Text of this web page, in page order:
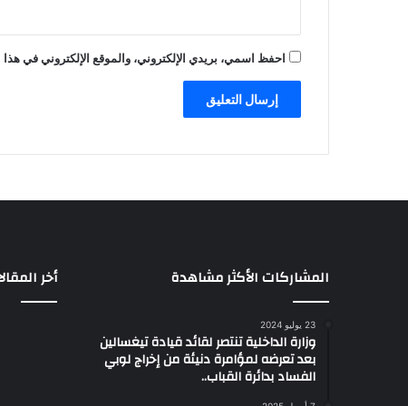
احفظ اسمي، بريدي الإلكتروني، والموقع الإلكتروني في
المشاركات الأكثر مشاهدة
23 يوليو 2024
وزارة الداخلية تنتصر لقائد قيادة تيغسالين
بعد تعرضه لمؤامرة دنيئة من إخراج لوبي
الفساد بدائرة القباب..
أخر